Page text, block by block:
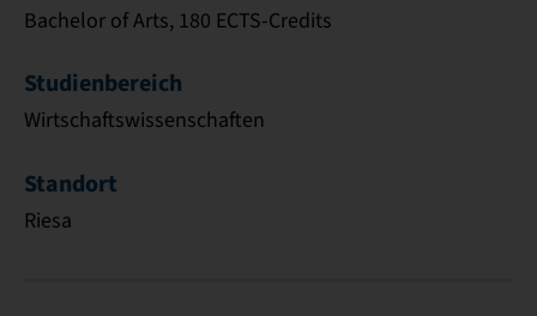
Bachelor of Arts, 180 ECTS-Credits
Studienbereich
Wirtschaftswissenschaften
Standort
Riesa